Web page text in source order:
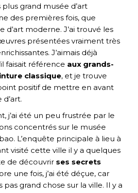
plus grand musée d’art
des premières fois, que
d’art moderne. J’ai trouvé les
présentées vraiment très
J’aimais déjà
faisait référence aux grands-
classique, et je trouve
positif de mettre en avant
j’ai été un peu frustrée par le
concentrés sur le musée
L’enquête principale à lieu à
visité cette ville il y a quelques
de découvrir ses secrets
une fois, j’ai été déçue, car
pas grand chose sur la ville. Il y a